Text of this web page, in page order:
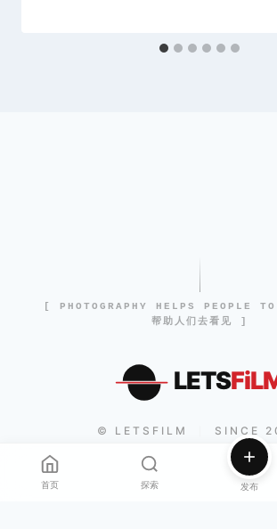
[ PHOTOGRAPHY HELPS PEOPLE
帮助人们去看见 ]
LETS
© LETSFILM SINCE
首页 探索 发布